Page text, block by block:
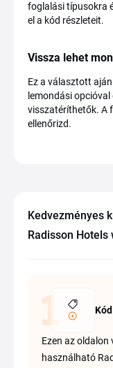
foglalási típusokra
el a kód részleteit.
Vissza lehet
Ez a választott
lemondási
visszatéríthetők. A
ellenőrizd.
Kedvezményes
Radisson Hotels
Ezen az
használható